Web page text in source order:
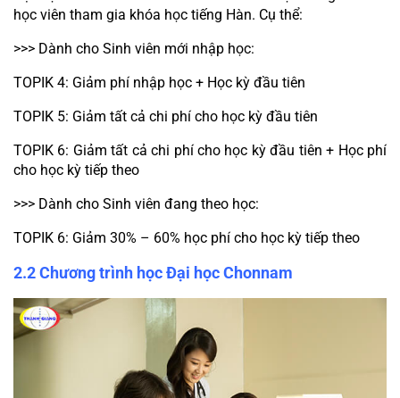
học viên tham gia khóa học tiếng Hàn. Cụ thể:
>>> Dành cho Sinh viên mới nhập học:
TOPIK 4: Giảm phí nhập học + Học kỳ đầu tiên
TOPIK 5: Giảm tất cả chi phí cho học kỳ đầu tiên
TOPIK 6: Giảm tất cả chi phí cho học kỳ đầu tiên + Học phí
cho học kỳ tiếp theo
>>> Dành cho Sinh viên đang theo học:
TOPIK 6: Giảm 30% – 60% học phí cho học kỳ tiếp theo
2.2 Chương trình học Đại học Chonnam